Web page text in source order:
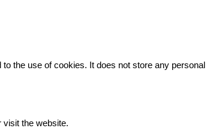
the use of cookies. It does not store any personal
visit the website.